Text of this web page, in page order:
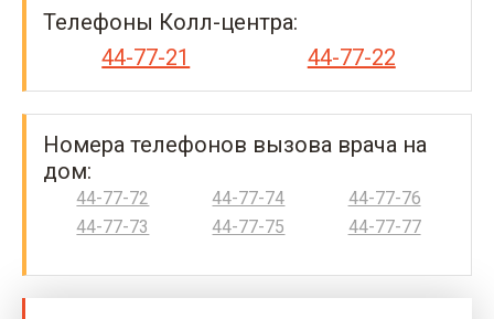
Телефоны Колл-центра:
44-77-21
44-77-22
Номера телефонов вызова врача на
дом:
44-77-72
44-77-73
44-77-74
44-77-75
44-77-76
44-77-77